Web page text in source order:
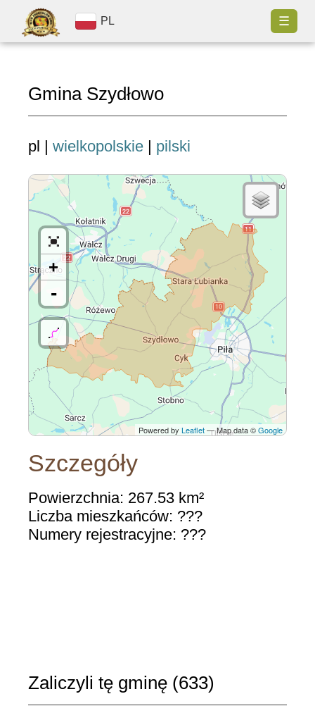
PL ☰
Gmina Szydłowo
pl | wielkopolskie | pilski
+
-
Powered by Leaflet— Map data ©Google
Szczegóły
Powierzchnia: 267.53 km²
Liczba mieszkańców: ???
Numery rejestracyjne: ???
Zaliczyli tę gminę (633)